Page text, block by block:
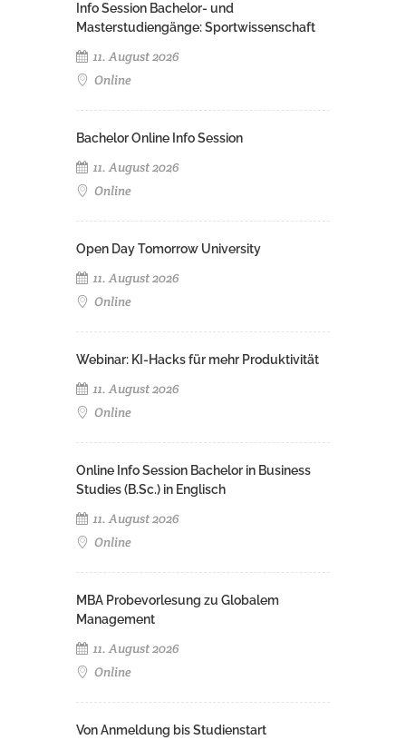
Info Session Bachelor- und
Masterstudiengänge: Sportwissenschaft
11. August 2026
Online
Bachelor Online Info Session
11. August 2026
Online
Open Day Tomorrow University
11. August 2026
Online
Webinar: KI-Hacks für mehr Produktivität
11. August 2026
Online
Online Info Session Bachelor in Business
Studies (B.Sc.) in Englisch
11. August 2026
Online
MBA Probevorlesung zu Globalem
Management
11. August 2026
Online
Von Anmeldung bis Studienstart